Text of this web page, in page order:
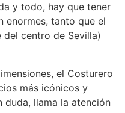
y todo, hay que tener
enormes, tanto que el
centro de Sevilla)
el Costurero
más icónicos y
llama la atención